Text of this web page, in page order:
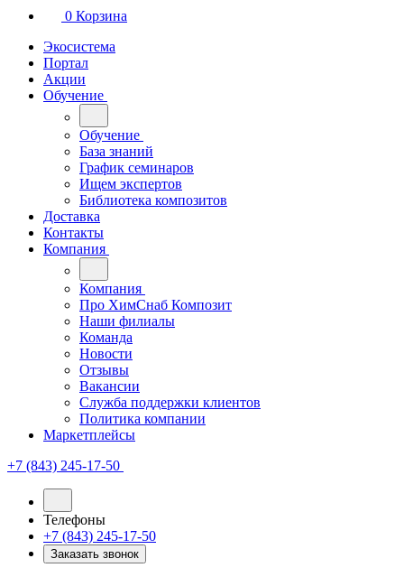
0 Корзина
Экосистема
Портал
Акции
Обучение
Обучение
База знаний
График семинаров
Ищем экспертов
Библиотека композитов
Доставка
Контакты
Компания
Компания
Про ХимСнаб Композит
Наши филиалы
Команда
Новости
Отзывы
Вакансии
Служба поддержки клиентов
Политика компании
Маркетплейсы
+7 (843) 245-17-50
Телефоны
+7 (843) 245-17-50
Заказать звонок